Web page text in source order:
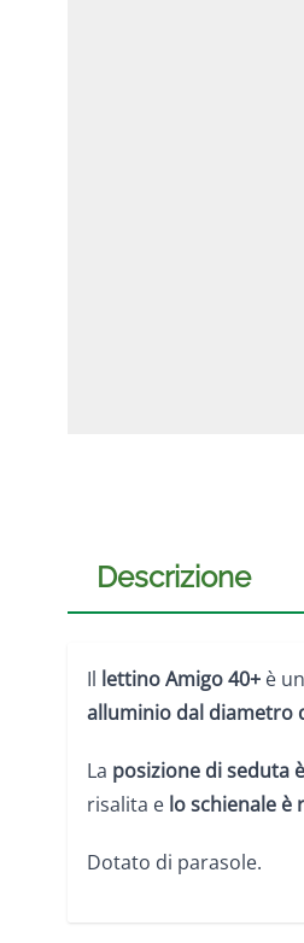
Descrizione
Il lettino Amigo 40+ è un
alluminio dal diametro
La posizione di seduta
risalita e lo schienale è
Dotato di parasole.